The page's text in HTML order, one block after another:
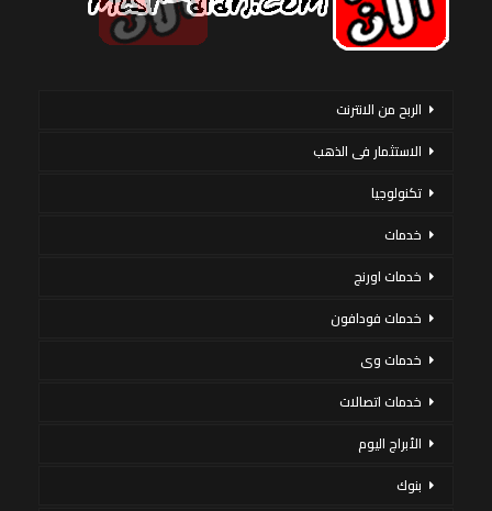
الربح من الانترنت
الاستثمار فى الذهب
تكنولوجيا
خدمات
خدمات اورنج
خدمات فودافون
خدمات وى
خدمات اتصالات
الأبراج اليوم
بنوك